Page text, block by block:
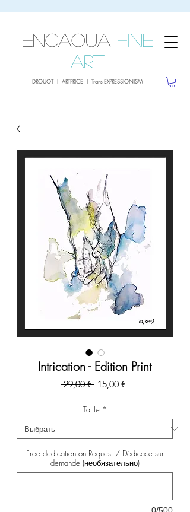
ENCAOUA Fine
Art
DROUOT I ARTPRICE I Trans EXPRESSIONISM
Intrication - Edition Print
29,00 € Обычная
15,00 €Спеццена
Taille *
Free dedication on Request / Dédicace sur
demande (необязательно)
0/500